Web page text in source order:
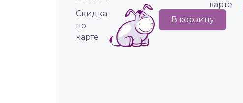
Cкидка
по
карте
В корзину
карте